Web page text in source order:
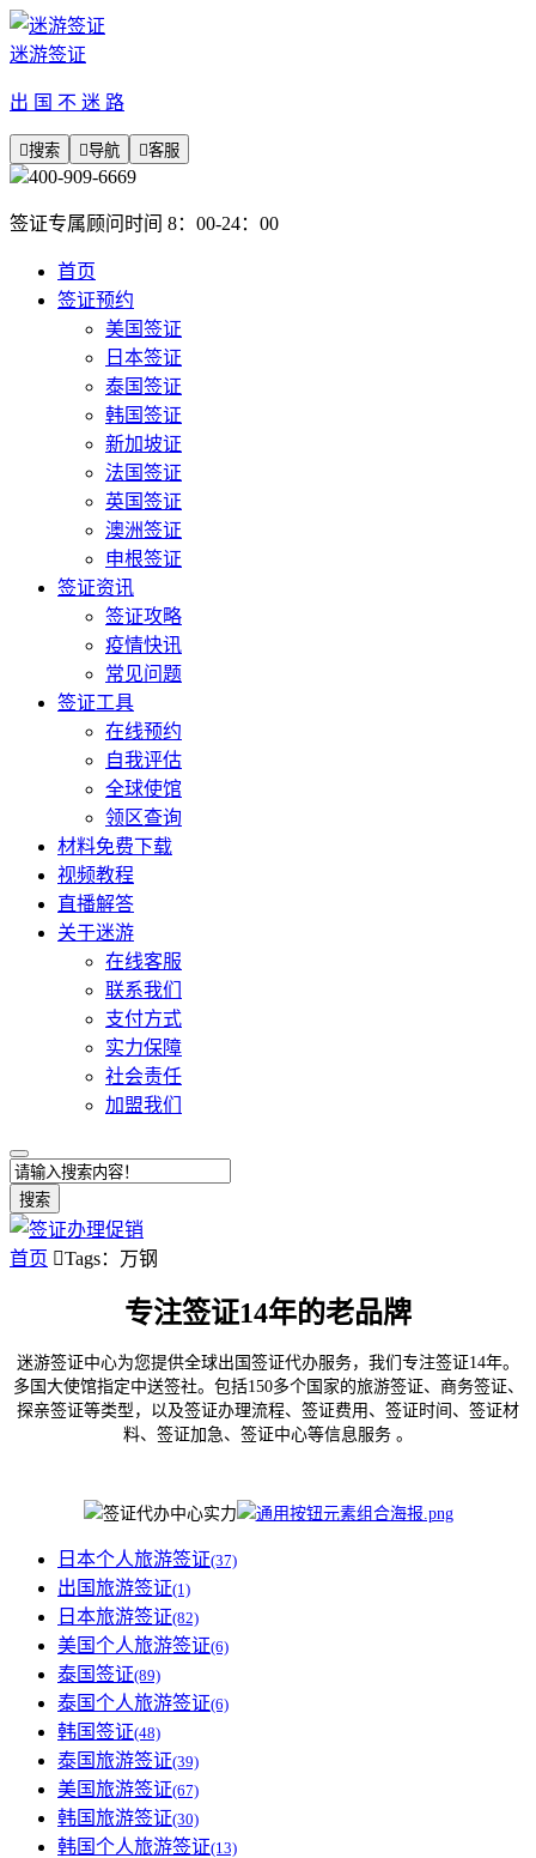
迷游签证
出 国 不 迷 路
搜索 导航 客服
400-909-6669
签证专属顾问时间 8：00-24：00
首页
签证预约
美国签证
日本签证
泰国签证
韩国签证
新加坡证
法国签证
英国签证
澳洲签证
申根签证
签证资讯
签证攻略
疫情快讯
常见问题
签证工具
在线预约
自我评估
全球使馆
领区查询
材料免费下载
视频教程
直播解答
关于迷游
在线客服
联系我们
支付方式
实力保障
社会责任
加盟我们
搜索
首页 Tags：万钢
专注签证14年的老品牌
迷游签证中心为您提供全球出国签证代办服务，我们专注签证14年。
多国大使馆指定中送签社。包括150多个国家的旅游签证、商务签证、
探亲签证等类型，以及签证办理流程、签证费用、签证时间、签证材
料、签证加急、签证中心等信息服务 。
日本个人旅游签证(37)
出国旅游签证(1)
日本旅游签证(82)
美国个人旅游签证(6)
泰国签证(89)
泰国个人旅游签证(6)
韩国签证(48)
泰国旅游签证(39)
美国旅游签证(67)
韩国旅游签证(30)
韩国个人旅游签证(13)